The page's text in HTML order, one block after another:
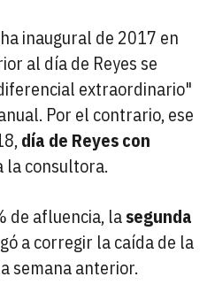
inaugural de 2017 en
al día de Reyes se
extraordinario"
Por el contrario, ese
día de Reyes con
la consultora.
de afluencia, lasegunda
a corregir la caída de la
semana anterior.